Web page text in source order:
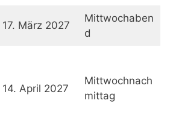
17. März 2027
Mittwochaben
d
14. April 2027
Mittwochnach
mittag